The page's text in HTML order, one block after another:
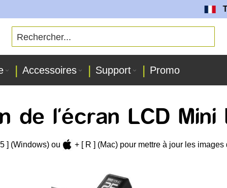
Accessoires Support Promo
de l'écran LCD Mini
] (Windows) ou + [ R ] (Mac) pour mettre à jour les